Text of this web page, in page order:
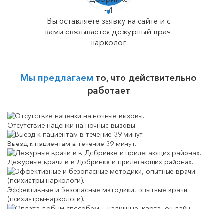
Вы оставляете заявку на сайте и с
вами связывается дежурный врач-
нарколог.
Мы предлагаем то, что действительно
работает
Отсутствие наценки на ночные вызовы.
Выезд к пациентам в течение 39 минут.
Дежурные врачи в в Добринке и прилегающих районах.
Эффективные и безопасные методики, опытные врачи
(психиатры-наркологи).